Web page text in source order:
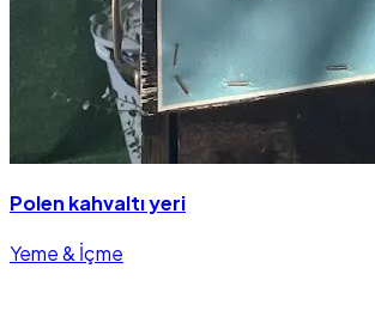
Polen kahvaltı yeri
Yeme & İçme